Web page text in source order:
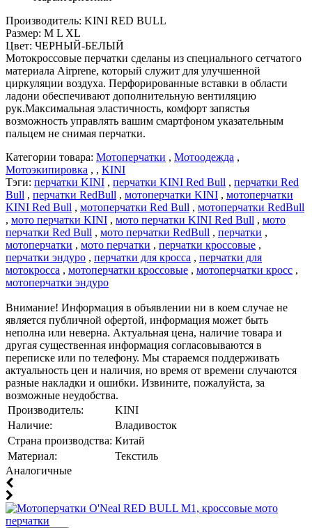
Производитель: KINI RED BULL
Размер: M L XL
Цвет: ЧЕРНЫЙ-БЕЛЫЙ
Мотокроссовые перчатки сделаны из специального сетчатого
материала Airprene, который служит для улучшенной
циркуляции воздуха. Перфорированные вставки в области
ладони обеспечивают дополнительную вентиляцию
рук.Максимальная эластичность, комфорт запястья
возможность управлять вашим смартфоном указательным
пальцем не снимая перчатки.
Категории товара: Мотоперчатки , Мотоодежда ,
Мотоэкипировка , , KINI
Тэги: перчатки KINI , перчатки KINI Red Bull , перчатки Red
Bull , перчатки RedBull , мотоперчатки KINI , мотоперчатки
KINI Red Bull , мотоперчатки Red Bull , мотоперчатки RedBull
, мото перчатки KINI , мото перчатки KINI Red Bull , мото
перчатки Red Bull , мото перчатки RedBull , перчатки ,
мотоперчатки , мото перчатки , перчатки кроссовые ,
перчатки эндуро , перчатки для кросса , перчатки для
мотокросса , мотоперчатки кроссовые , мотоперчатки кросс ,
мотоперчатки эндуро
Внимание! Информация в объявлении ни в коем случае не
является публичной офертой, информация может быть
неполна или неверна. Актуальная цена, наличие товара и
другая существенная информация согласовываются в
переписке или по телефону. Мы стараемся поддерживать
актуальность цен и наличия, но время от времени случаются
разные накладки и ошибки. Извините, пожалуйста, за
возможные неудобства.
Производитель:
KINI
Наличие:
Владивосток
Страна производства: Китай
Материал:
Текстиль
Аналогичные